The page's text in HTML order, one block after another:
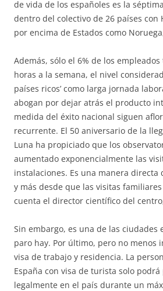
de vida de los españoles es la
dentro del colectivo de 26 países con
por encima de Estados como
Además, sólo el 6% de los
horas a la semana, el nivel
países ricos’ como larga jornada
abogan por dejar atrás el producto
medida del éxito nacional siguen
recurrente. El 50 aniversario de la
Luna ha propiciado que los
aumentado exponencialmente las
instalaciones. Es una manera directa
y más desde que las visitas
cuenta el director científico del
Sin embargo, es una de las ciudades
paro hay. Por último, pero no menos
visa de trabajo y residencia. La
España con visa de turista solo
legalmente en el país durante un